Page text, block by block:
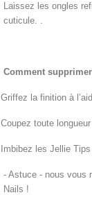
Laissez les ongles
cuticule. .
Comment
Griffez la finition à
Coupez toute
Imbibez les Jellie
- Astuce - nous vous
Nails !